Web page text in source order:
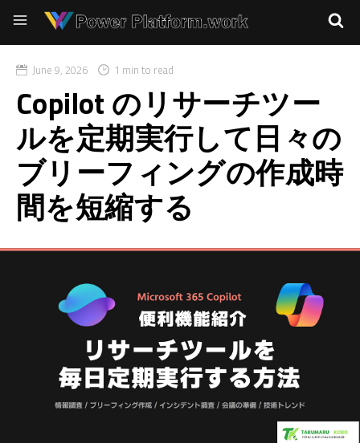
June 9, 2026 1 min to read
Copilot のリサーチツー
ルを定期実行して日々の
ブリーフィングの作成時
間を短縮する